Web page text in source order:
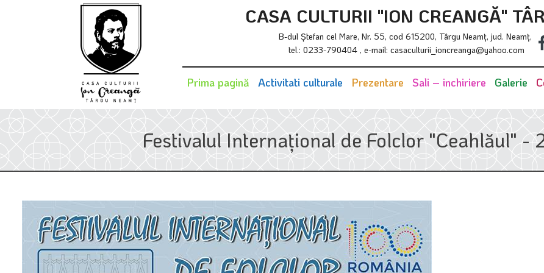
CASA CULTURII "ION CREANGĂ"
B-dul Ştefan cel Mare, Nr. 55, cod 615200, Târgu Neamţ, jud. Neamţ,
tel.: 0233-790404 , e-mail: casaculturii_ioncreanga@yahoo.com
Prima pagină Activitati culturale Prezentare Sali – inchiriere Galerie
Festivalul Internațional de Folclor "Ceahlăul" -